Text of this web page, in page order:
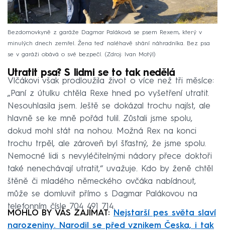
Bezdomovkyně z garáže Dagmar Paláková se psem Rexem, který v
minulých dnech zemřel. Žena teď naléhavě shání náhradníka. Bez psa
se v garáži obává o své bezpečí.
Zdroj: Ivan Motýl
Utratit psa? S lidmi se to tak nedělá
Vlčákovi však prodloužila život o více než tři měsíce:
„Paní z útulku chtěla Rexe hned po vyšetření utratit.
Nesouhlasila jsem. Ještě se dokázal trochu najíst, ale
hlavně se ke mně pořád tulil. Zůstali jsme spolu,
dokud mohl stát na nohou. Možná Rex na konci
trochu trpěl, ale zároveň byl šťastný, že jsme spolu.
Nemocné lidi s nevyléčitelnými nádory přece doktoři
také nenechávají utratit,“ uvažuje. Kdo by ženě chtěl
štěně či mladého německého ovčáka nabídnout,
může se domluvit přímo s Dagmar Palákovou na
telefonním čísle 704 491 714.
MOHLO BY VÁS ZAJÍMAT:
Nejstarší pes světa slaví
narozeniny. Narodil se před vznikem Česka, i tak